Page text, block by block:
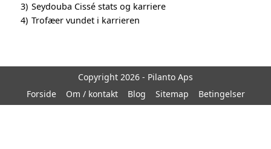
3) Seydouba Cissé stats og karriere
4) Trofæer vundet i karrieren
Copyright 2026 - Pilanto Aps
Forside
Om / kontakt Blog Sitemap Betingelser